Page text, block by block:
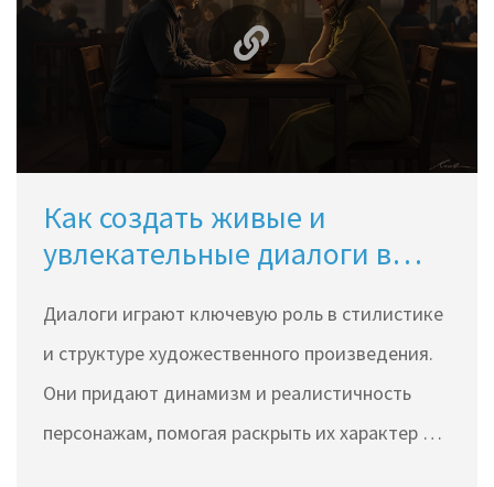
завоевать внимание аудитории. Узнайте, как
использовать эмоциональные элементы,
скрытые символы и структуру повествования.
Как создать живые и
увлекательные диалоги в
Диалоги играют ключевую роль в стилистике
и структуре художественного произведения.
Они придают динамизм и реалистичность
персонажам, помогая раскрыть их характер и